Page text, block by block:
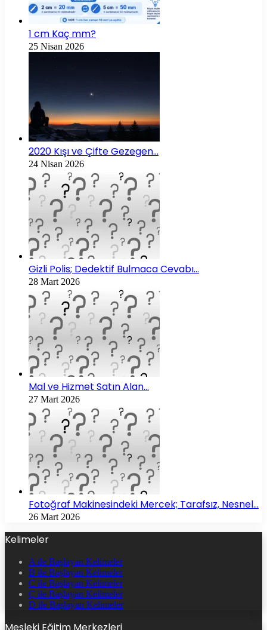
1 cm Kaç mm?
25 Nisan 2026
2020 Kışı ve Çifte Gezegen…
24 Nisan 2026
Gizli Polis; Dedektif Bulmaca Cevabı…
28 Mart 2026
Mal ve Hizmet Satın Alan…
27 Mart 2026
Fotoğraf Makinesindeki Mercek; Tarafsız, Nesnel…
26 Mart 2026
Kelimeler
A ile Başlayan Kelimeler
B ile Başlayan Kelimeler
C ile Başlayan Kelimeler
Ç ile Başlayan Kelimeler
D ile Başlayan Kelimeler
Mesleki Eğitim Merkezleri